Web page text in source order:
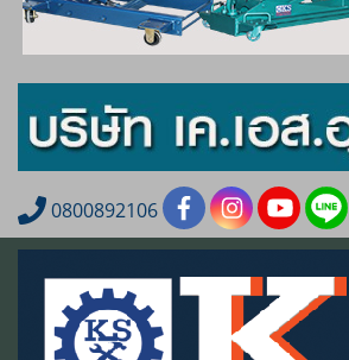
0800892106